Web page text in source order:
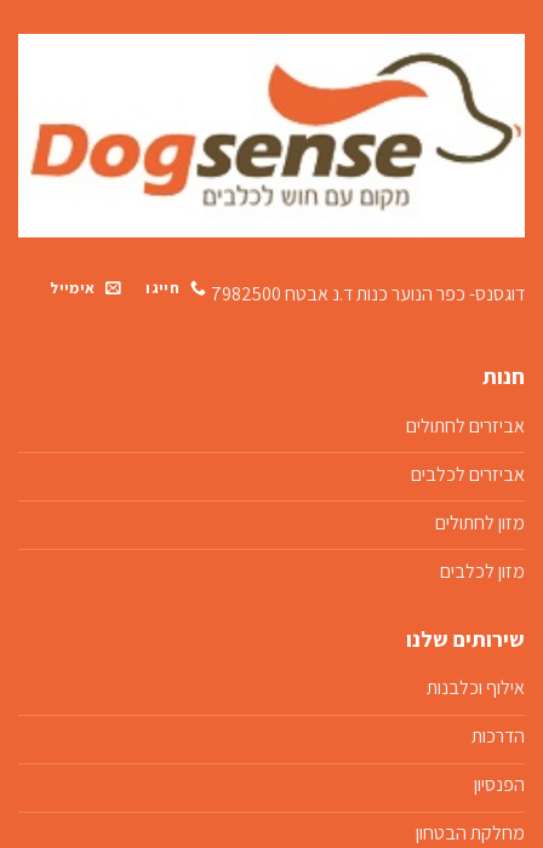
דוגסנס- כפר הנוער כנותד.נ אבטח 7982500 חייגו אימייל
חנות
אביזרים לחתולים
אביזרים לכלבים
מזון לחתולים
מזון לכלבים
שירותים שלנו
אילוף וכלבנות
הדרכות
הפנסיון
מחלקת הבטחון